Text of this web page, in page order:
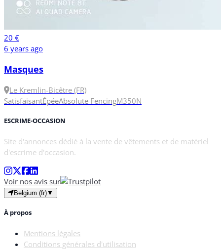
20 €
6 years ago
Masques
Le Kremlin-Bicêtre (FR)
SatisfaisantÉpéeAbsolute FencingM350N
ESCRIME-OCCASION
Site d'annonces dédié à la vente de vêtements et de matériel
d'escrime d'occasion.
Voir nos avis sur
Belgium (fr)▼
À propos
Mentions légales
Conditions générales d'utilisation